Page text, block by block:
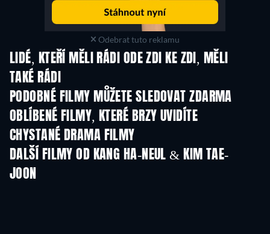
Odebrat tuto reklamu
LIDÉ, KTEŘÍ MĚLI RÁDI ODE ZDI KE ZDI, MĚLI
TAKÉ RÁDI
PODOBNÉ FILMY MŮŽETE SLEDOVAT ZDARMA
OBLÍBENÉ FILMY, KTERÉ BRZY UVIDÍTE
CHYSTANÉ DRAMA FILMY
DALŠÍ FILMY OD KANG HA-NEUL & KIM TAE-
JOON